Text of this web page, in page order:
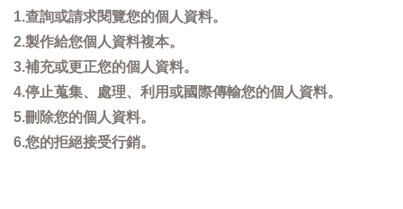
1.查詢或請求閱覽您的個人資料。
2.製作給您個人資料複本。
3.補充或更正您的個人資料。
4.停止蒐集、處理、利用或國際傳輸您的個人資料。
5.刪除您的個人資料。
6.您的拒絕接受行銷。